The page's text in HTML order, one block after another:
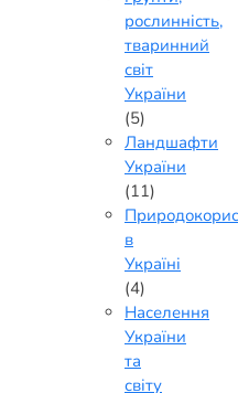
рослинність,
тваринний
світ
України
(5)
Ландшафти
України
(11)
в
Україні
(4)
Населення
України
та
світу